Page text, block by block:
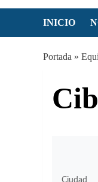
INICIO
Portada »